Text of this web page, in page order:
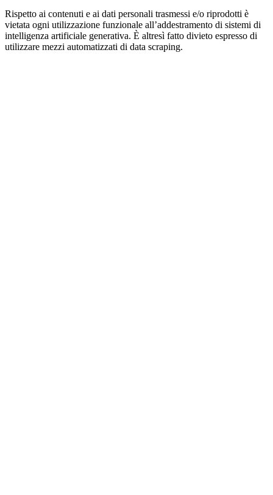
Rispetto ai contenuti e ai dati personali trasmessi e/o riprodotti è
vietata ogni utilizzazione funzionale all’addestramento di sistemi di
intelligenza artificiale generativa. È altresì fatto divieto espresso di
utilizzare mezzi automatizzati di data scraping.